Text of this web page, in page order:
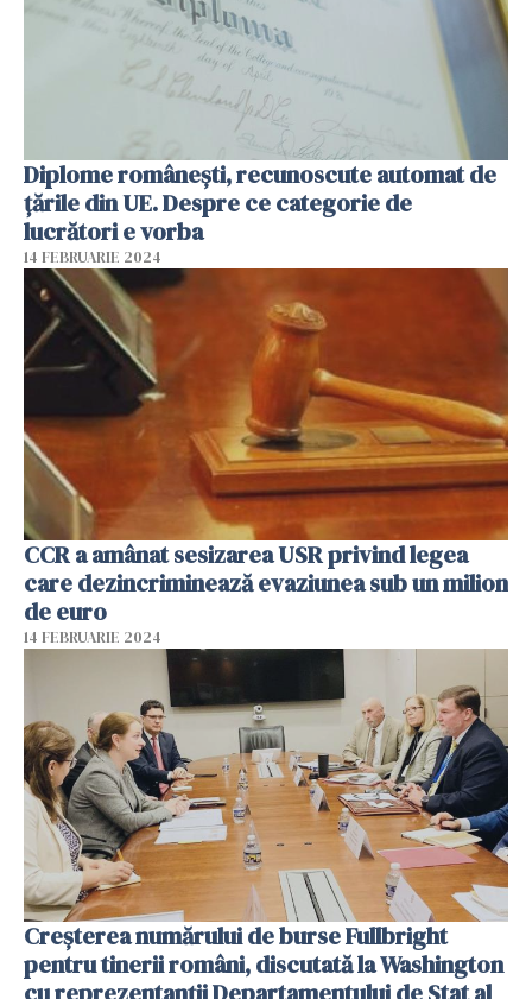
Diplome românești, recunoscute automat de
țările din UE. Despre ce categorie de
lucrători e vorba
14 FEBRUARIE 2024
CCR a amânat sesizarea USR privind legea
care dezincriminează evaziunea sub un milion
de euro
14 FEBRUARIE 2024
Creșterea numărului de burse Fullbright
pentru tinerii români, discutată la Washington